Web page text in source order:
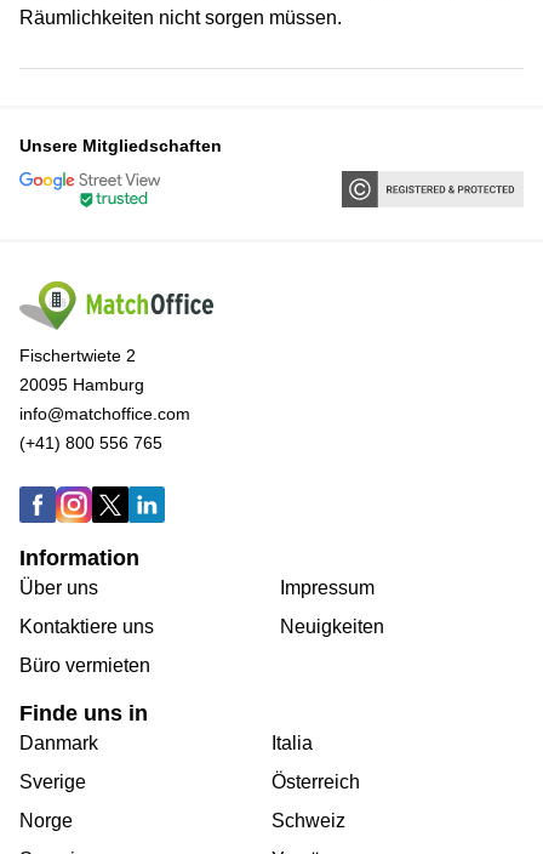
Räumlichkeiten nicht sorgen müssen.
Unsere Mitgliedschaften
Fischertwiete 2
20095 Hamburg
info@matchoffice.com
(+41) 800 556 765
Information
Über uns
Kontaktiere uns
Büro vermieten
Impressum
Neuigkeiten
Finde uns in
Danmark
Sverige
Norge
Italia
Österreich
Schweiz